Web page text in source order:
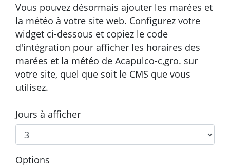
Vous pouvez désormais ajouter les marées et
la météo à votre site web. Configurez votre
widget ci-dessous et copiez le code
d'intégration pour afficher les horaires des
marées et la météo de Acapulco-c,gro. sur
votre site, quel que soit le CMS que vous
utilisez.
Jours à afficher
Options